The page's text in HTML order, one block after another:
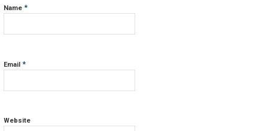
Name*
Email*
Website